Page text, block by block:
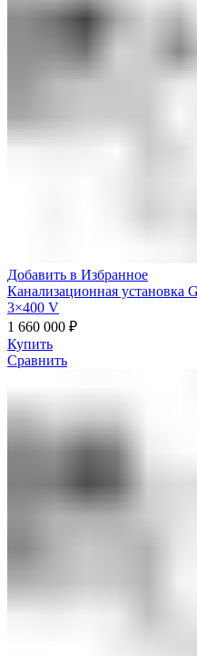
Добавить в Избранное
Канализационная установка
3×400 V
1 660 000 ₽
Купить
Сравнить